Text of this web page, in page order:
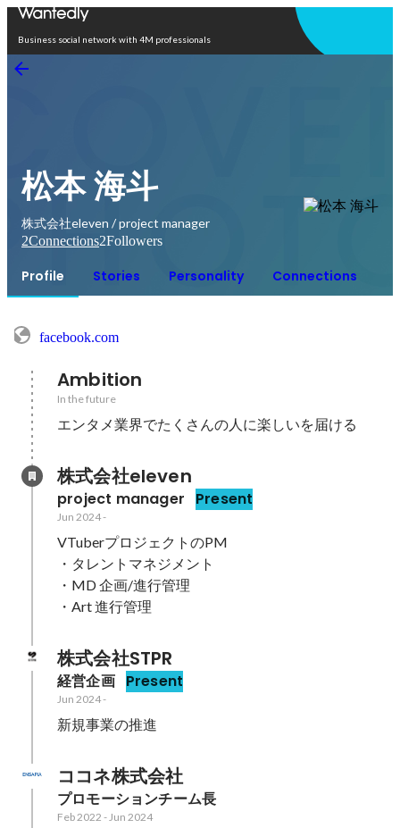
Business social network with 4M professionals
松本 海斗
株式会社eleven / project manager
2Connections2Followers
Profile Stories Personality Connections
facebook.com
Ambition
In the future
エンタメ業界でたくさんの人に楽しいを届ける
株式会社eleven
project manager Present
Jun 2024-
VTuberプロジェクトのPM
・タレントマネジメント
・MD 企画/進行管理
・Art 進行管理
株式会社STPR
経営企画 Present
Jun 2024-
新規事業の推進
ココネ株式会社
プロモーションチーム長
Feb 2022 -Jun 2024